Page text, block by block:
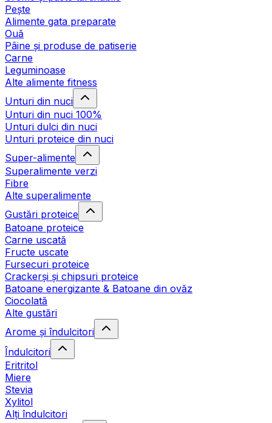
Pește
Alimente gata preparate
Ouă
Pâine și produse de patiserie
Carne
Leguminoase
Alte alimente fitness
Unturi din nuci
Unturi din nuci 100%
Unturi dulci din nuci
Unturi proteice din nuci
Super-alimente
Superalimente verzi
Fibre
Alte superalimente
Gustări proteice
Batoane proteice
Carne uscată
Fructe uscate
Fursecuri proteice
Crackerși și chipsuri proteice
Batoane energizante & Batoane din ovăz
Ciocolată
Alte gustări
Arome și îndulcitori
Îndulcitori
Eritritol
Miere
Stevia
Xylitol
Alți îndulcitori